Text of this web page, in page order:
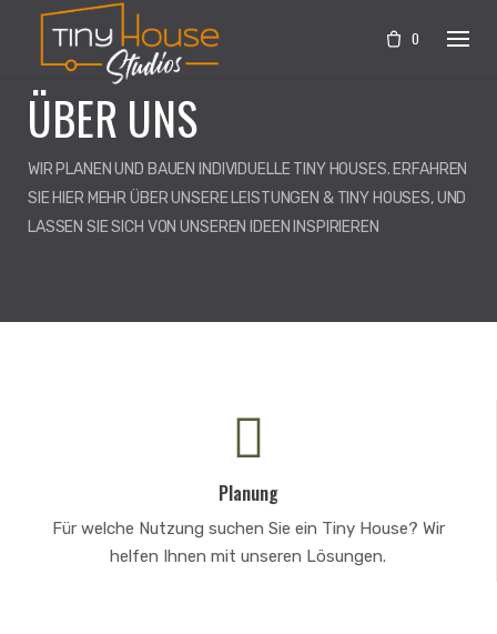
content
0
ÜBER UNS
WIR PLANEN UND BAUEN INDIVIDUELLE TINY HOUSES. ERFAHREN
SIE HIER MEHR ÜBER UNSERE LEISTUNGEN & TINY HOUSES, UND
LASSEN SIE SICH VON UNSEREN IDEEN INSPIRIEREN
Planung
Für welche Nutzung suchen Sie ein Tiny House? Wir
helfen Ihnen mit unseren Lösungen.